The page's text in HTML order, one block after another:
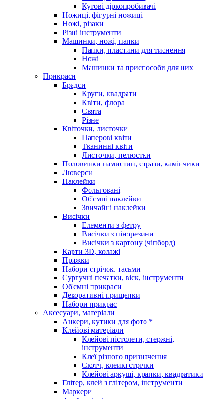
Кутові діркопробивачі
Ножиці, фігурні ножиці
Ножі, різаки
Різні інструменти
Машинки, ножі, папки
Папки, пластини для тиснення
Ножі
Машинки та приспособи для них
Прикраси
Брадси
Круги, квадрати
Квіти, флора
Свята
Різне
Квіточки, листочки
Паперові квіти
Тканинні квіти
Листочки, пелюстки
Половинки намистин, стрази, камінчики
Люверси
Наклейки
Фольговані
Об'ємні наклейки
Звичайні наклейки
Висічки
Елементи з фетру
Висічки з пінорезини
Висічки з картону (чіпборд)
Карти 3D, колажі
Пряжки
Набори стрічок, тасьми
Сургучні печатки, віск, інструменти
Об'ємні прикраси
Декоративні прищепки
Набори прикрас
Аксесуари, матеріали
Анкери, кутики для фото *
Клейові матеріали
Клейові пістолети, стержні,
інструменти
Клеї різного призначення
Скотч, клейкі стрічки
Клейові аркуші, крапки, квадратики
Глітер, клей з глітером, інструменти
Маркери